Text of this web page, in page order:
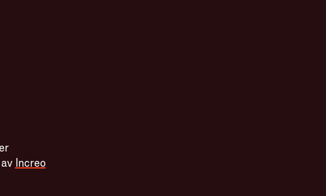
Increo